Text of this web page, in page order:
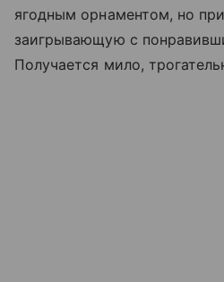
ягодным орнаментом, но
заигрывающую с
Получается мило,